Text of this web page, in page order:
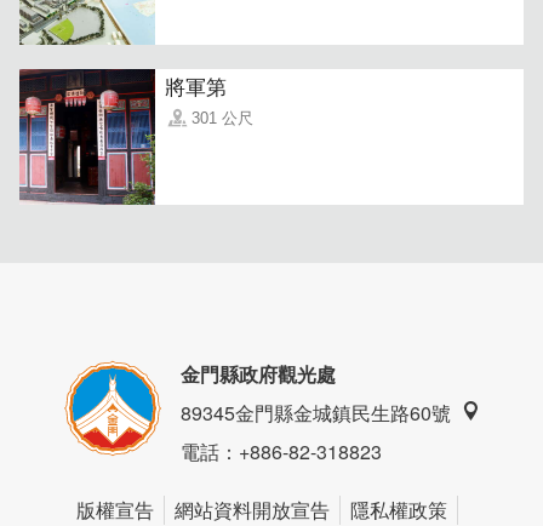
將軍第
301 公尺
金門縣政府觀光處
89345金門縣金城鎮民生路60號
電話：+886-82-318823
版權宣告 網站資料開放宣告 隱私權政策